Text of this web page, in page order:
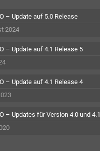
– Update auf 5.0 Release
2024
– Update auf 4.1 Release 5
– Update auf 4.1 Release 4
– Updates für Version 4.0 und 4.1